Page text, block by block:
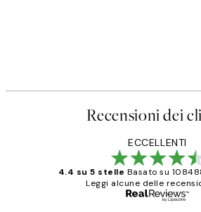
Recensioni dei
ECCELLENTI
4.4 su 5 stelle Basato su
Leggi alcune delle